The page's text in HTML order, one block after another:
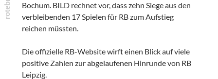
Bochum. BILD rechnet vor, dass zehn Siege aus den
verbleibenden 17 Spielen für RB zum Aufstieg
reichen müssten.
Die offizielle RB-Website wirft einen Blick auf viele
positive Zahlen zur abgelaufenen Hinrunde von RB
Leipzig.